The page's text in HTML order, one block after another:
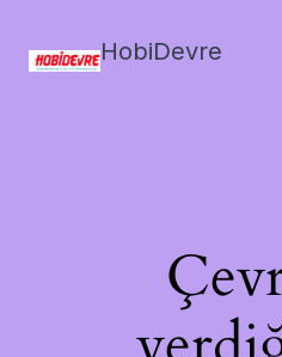
HobiDevre